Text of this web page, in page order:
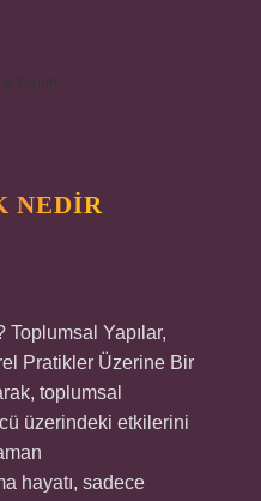
6 Yorum
NEDIR
Yapılar,
Pratikler Üzerine Bir
toplumsal
üzerindeki etkilerini
hayatı, sadece